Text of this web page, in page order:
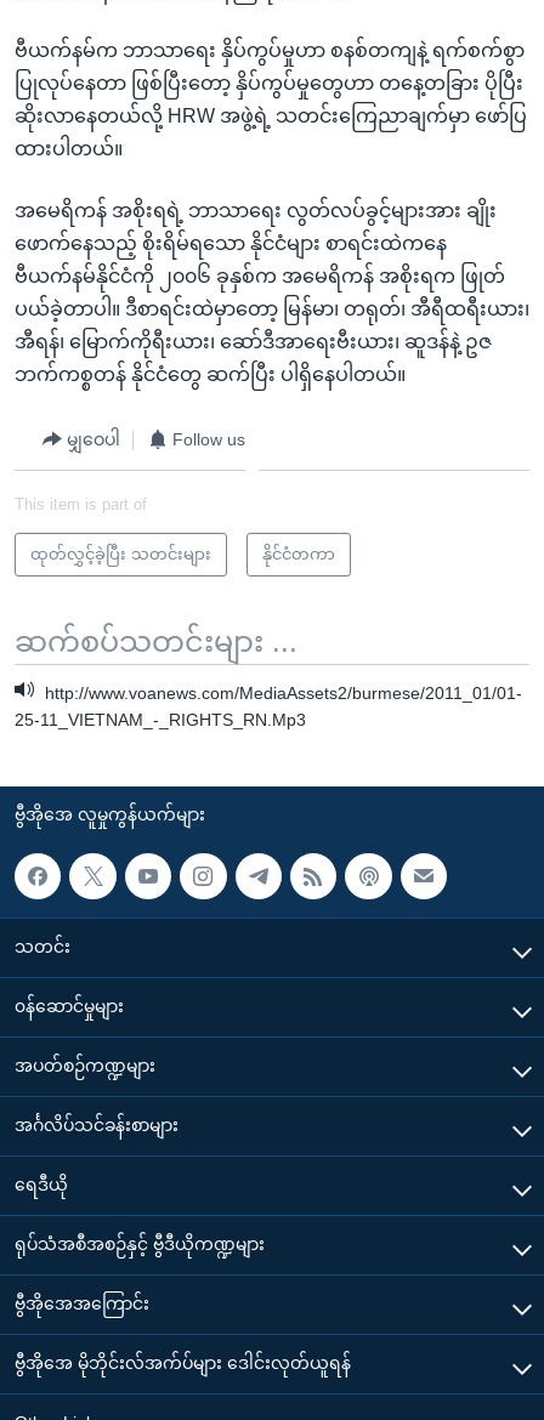
ဗီယက်နမ်က ဘာသာရေး နှိပ်ကွပ်မှုဟာ စနစ်တကျနဲ့ ရက်စက်စွာ
ပြုလုပ်နေတာ ဖြစ်ပြီးတော့ နှိပ်ကွပ်မှုတွေဟာ တနေ့တခြား ပိုပြီး
ဆိုးလာနေတယ်လို့ HRW အဖွဲ့ရဲ့ သတင်းကြေညာချက်မှာ ဖော်ပြ
ထားပါတယ်။
အမေရိကန် အစိုးရရဲ့ ဘာသာရေး လွတ်လပ်ခွင့်များအား ချိုး
ဖောက်နေသည့် စိုးရိမ်ရသော နိုင်ငံများ စာရင်းထဲကနေ
ဗီယက်နမ်နိုင်ငံကို ၂၀၀၆ ခုနှစ်က အမေရိကန် အစိုးရက ဖြုတ်
ပယ်ခဲ့တာပါ။ ဒီစာရင်းထဲမှာတော့ မြန်မာ၊ တရုတ်၊ အီရီထရီးယား၊
အီရန်၊ မြောက်ကိုရီးယား၊ ဆော်ဒီအာရေးဗီးယား၊ ဆူဒန်နဲ့ ဥဇ
ဘက်ကစ္စတန် နိုင်ငံတွေ ဆက်ပြီး ပါရှိနေပါတယ်။
မျှဝေပါ Follow us
This item is part of
ထုတ်လွှင့်ခဲ့ပြီး သတင်းများ နိုင်ငံတကာ
ဆက်စပ်သတင်းများ ...
http://www.voanews.com/MediaAssets2/burmese/2011_01/01-
25-11_VIETNAM_-_RIGHTS_RN.Mp3
ဗွီအိုအေ လူမှုကွန်ယက်များ
သတင်း
၀န်ဆောင်မှုများ
အပတ်စဉ်ကဏ္ဍများ
အင်္ဂလိပ်သင်ခန်းစာများ
ရေဒီယို
ရုပ်သံအစီအစဉ်နှင့် ဗွီဒီယိုကဏ္ဍများ
ဗွီအိုအေအကြောင်း
ဗွီအိုအေ မိုဘိုင်းလ်အက်ပ်များ ဒေါင်းလုတ်ယူရန်